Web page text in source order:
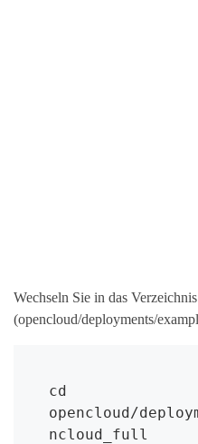
Wechseln Sie in das Verzeichnis
(opencloud/deployments/
cd
opencloud/
ncloud_full